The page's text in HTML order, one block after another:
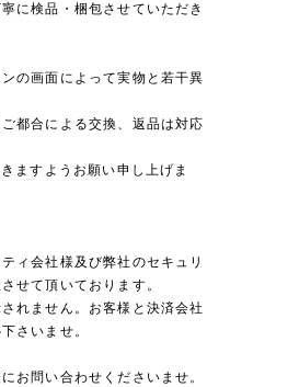
に検品・梱包させていただき
の画面によって実物と若干異
都合による交換、返品は対応
ますようお願い申し上げま
ィ会社様及び弊社のセキュリ
せて頂いております。
れません。お客様と決済会社
さいませ。
お問い合わせくださいませ。